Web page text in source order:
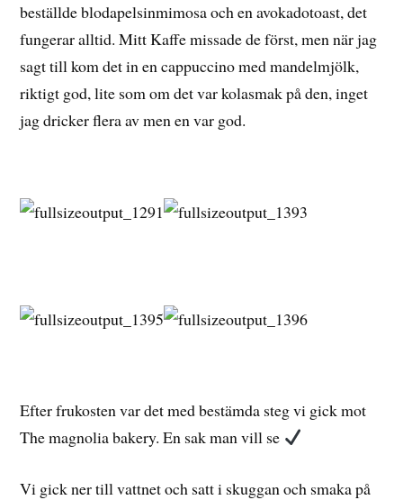
beställde blodapelsinmimosa och en avokadotoast, det
fungerar alltid. Mitt Kaffe missade de först, men när jag
sagt till kom det in en cappuccino med mandelmjölk,
riktigt god, lite som om det var kolasmak på den, inget
jag dricker flera av men en var god.
Efter frukosten var det med bestämda steg vi gick mot
The magnolia bakery. En sak man vill se
Vi gick ner till vattnet och satt i skuggan och smaka på